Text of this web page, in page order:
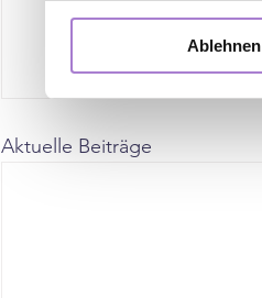
Ablehnen
Aktuelle Beiträge